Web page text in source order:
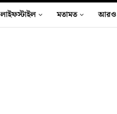
লাইফস্টাইল মতামত আরও